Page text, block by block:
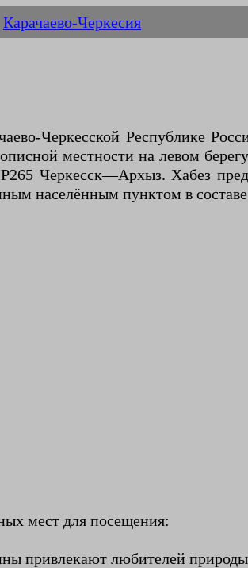
Карачаево-Черкесия
Черкесской Республике
местности на левом
Черкесск—Архыз. Хабез
населённым пунктом в
мест для посещения:
привлекают любителей